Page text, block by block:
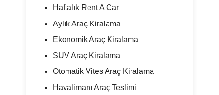
Haftalık Rent A Car
Aylık Araç Kiralama
Ekonomik Araç Kiralama
SUV Araç Kiralama
Otomatik Vites Araç Kiralama
Havalimanı Araç Teslimi